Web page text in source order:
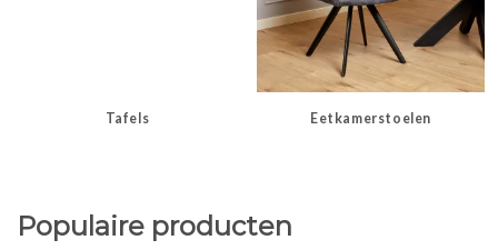
Tafels Eetkamerstoelen
Populaire producten